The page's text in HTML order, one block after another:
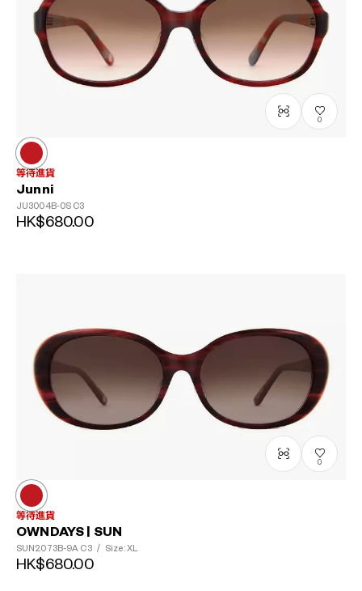
0
等待進貨
Junni
JU3004B-0S C3
HK$680.00
0
等待進貨
OWNDAYS | SUN
SUN2073B-9A C3 / Size: XL
HK$680.00